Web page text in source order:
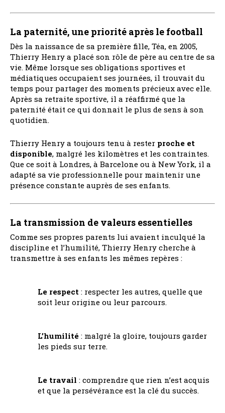
La paternité, une priorité après le football
Dès la naissance de sa première fille, Téa, en 2005,
Thierry Henry a placé son rôle de père au centre de sa
vie. Même lorsque ses obligations sportives et
médiatiques occupaient ses journées, il trouvait du
temps pour partager des moments précieux avec elle.
Après sa retraite sportive, il a réaffirmé que la
paternité était ce qui donnait le plus de sens à son
quotidien.
Thierry Henry a toujours tenu à rester proche et
disponible, malgré les kilomètres et les contraintes.
Que ce soit à Londres, à Barcelone ou à New York, il a
adapté sa vie professionnelle pour maintenir une
présence constante auprès de ses enfants.
La transmission de valeurs essentielles
Comme ses propres parents lui avaient inculqué la
discipline et l’humilité, Thierry Henry cherche à
transmettre à ses enfants les mêmes repères :
Le respect : respecter les autres, quelle que
soit leur origine ou leur parcours.
L’humilité : malgré la gloire, toujours garder
les pieds sur terre.
Le travail : comprendre que rien n’est acquis
et que la persévérance est la clé du succès.